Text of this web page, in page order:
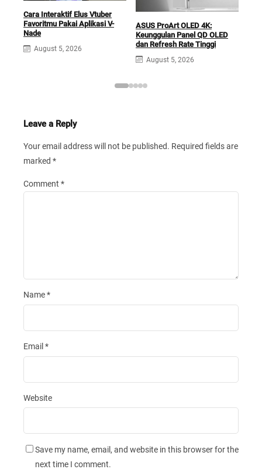
Cara Interaktif Elus Vtuber
Favoritmu Pakai Aplikasi V-
Nade
August 5, 2026
ASUS ProArt OLED 4K:
Keunggulan Panel QD OLED
dan Refresh Rate Tinggi
August 5, 2026
Leave a Reply
Your email address will not be published. Required fields are
marked *
Comment *
Name*
Email *
Website
Save my name, email, and website in this browser for the
next time I comment.